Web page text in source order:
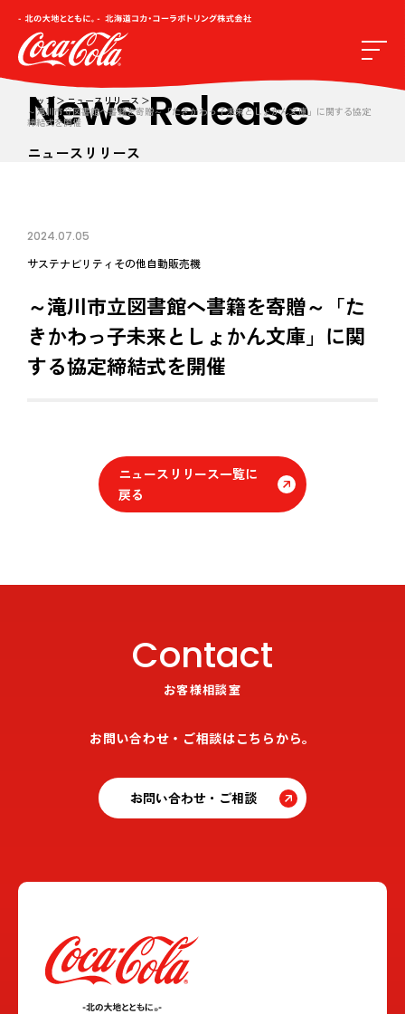
トップ
ニュースリリース
～滝川市立図書館へ書籍を寄贈～「たきかわっ子未来としょかん文庫」に関する協定
締結式を開催
News Release
ニュースリリース
2024.07.05
サステナビリティ その他自動販売機
～滝川市立図書館へ書籍を寄贈～「た
きかわっ子未来としょかん文庫」に関
する協定締結式を開催
ニュースリリース一覧に
戻る
Contact
お客様相談室
お問い合わせ・ご相談はこちらから。
お問い合わせ・ご相談